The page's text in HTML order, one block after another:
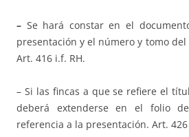
– Se hará constar en el
presentación y el número y tomo
Art. 416 i.f. RH.
– Si las fincas a que se refiere el
deberá extenderse en el folio
referencia a la presentación. Art. 426